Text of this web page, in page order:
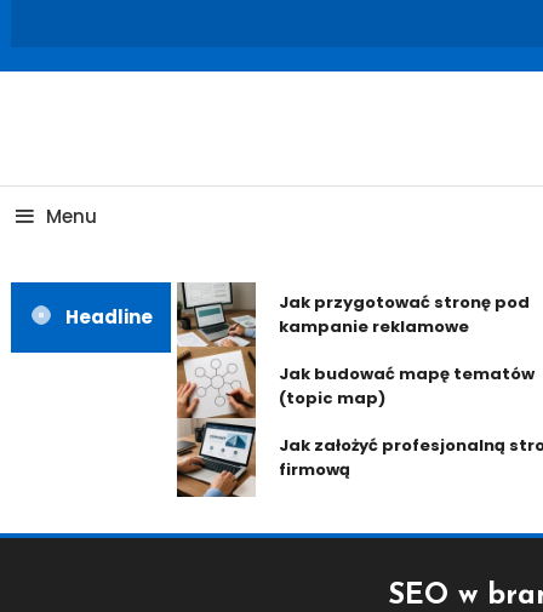
Menu
Headline
Jak przygotować stronę pod
kampanie reklamowe
Jak budować mapę tematów
(topic map)
Jak założyć profesjonalną
firmową
SEO w